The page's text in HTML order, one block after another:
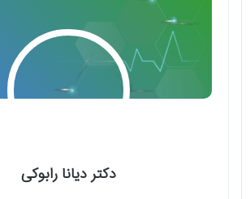
دکتر دیانا رابوکی